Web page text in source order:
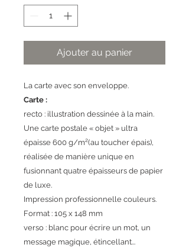
Ajouter au panier
La carte avec son enveloppe.
Carte :
recto : illustration dessinée à la main.
Une carte postale « objet » ultra
épaisse 600 g/m²(au toucher épais),
réalisée de manière unique en
fusionnant quatre épaisseurs de papier
de luxe.
Impression professionnelle couleurs.
Format : 105 x 148 mm
verso : blanc pour écrire un mot, un
message magique, étincellant...